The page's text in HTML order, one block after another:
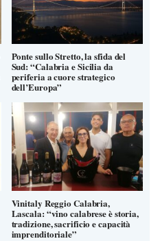
Ponte sullo Stretto, la sfida del
Sud: “Calabria e Sicilia da
periferia a cuore strategico
dell’Europa”
Vinitaly Reggio Calabria,
Lascala: “vino calabrese è storia,
tradizione, sacrificio e capacità
imprenditoriale”